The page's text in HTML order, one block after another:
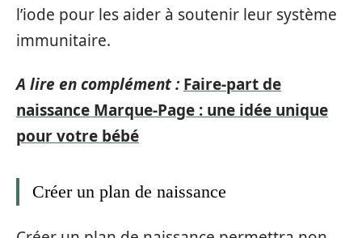
l’iode pour les aider à soutenir leur système
immunitaire.
A lire en complément : Faire-part de
naissance Marque-Page : une idée unique
pour votre bébé
Créer un plan de naissance